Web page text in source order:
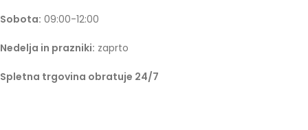
Sobota: 09:00-12:00
Nedelja in prazniki: zaprto
Spletna trgovina obratuje 24/7